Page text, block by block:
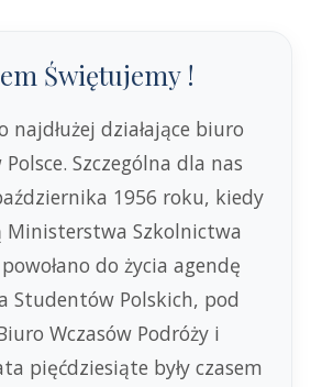
Świętujemy !
działające biuro
Szczególna dla nas
1956 roku, kiedy
Ministerstwa Szkolnictwa
do życia agendę
Studentów Polskich, pod
Wczasów Podróży i
pięćdziesiąte były czasem